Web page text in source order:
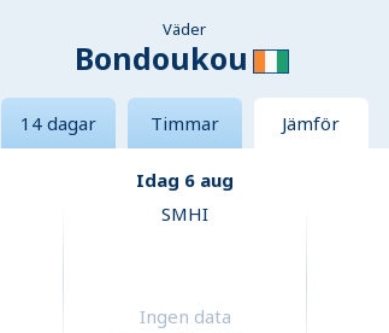
Väder
Bondoukou
14 dagar Timmar Jämför
Idag 6 aug
SMHI
Ingen data